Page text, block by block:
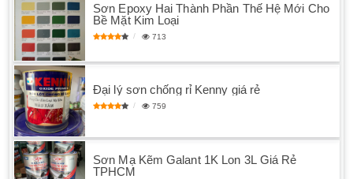
Sơn Epoxy Hai Thành Phần Thế Hệ Mới Cho
Bề Mặt Kim Loại
713
Đại lý sơn chống rỉ Kenny giá rẻ
759
Sơn Mạ Kẽm Galant 1K Lon 3L Giá Rẻ
TPHCM